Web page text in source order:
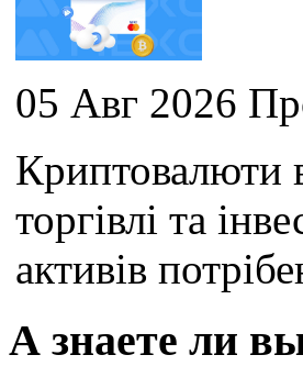
05 Авг 2026
Криптовалюти
торгівлі та
активів
А знаете ли